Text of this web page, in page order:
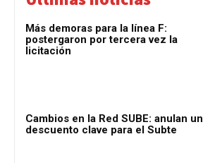
Más demoras para la línea F:
postergaron por tercera vez la
licitación
Cambios en la Red SUBE: anulan un
descuento clave para el Subte